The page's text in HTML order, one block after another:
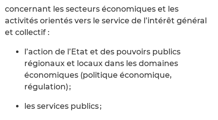
concernant les secteurs économiques et les
activités orientés vers le service de l’intérêt général
et collectif :
l’action de l’Etat et des pouvoirs publics
régionaux et locaux dans les domaines
économiques (politique économique,
régulation) ;
les services publics ;